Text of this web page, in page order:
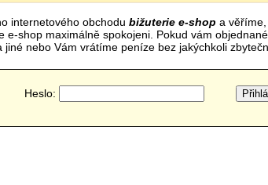
internetového obchodu bižuterie e-shop a
e-shop maximálně spokojeni. Pokud vám
nebo Vám vrátíme peníze bez jakýchkoli
Heslo: